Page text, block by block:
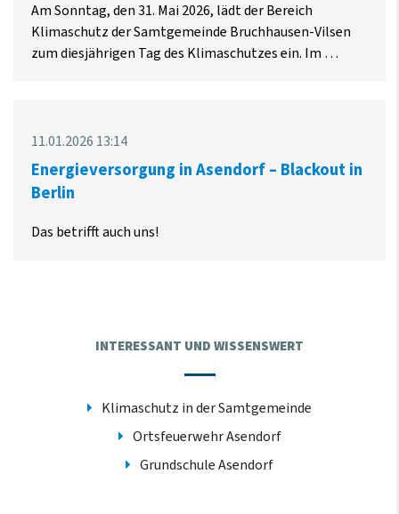
Am Sonntag, den 31. Mai 2026, lädt der Bereich
Klimaschutz der Samtgemeinde Bruchhausen-Vilsen
zum diesjährigen Tag des Klimaschutzes ein. Im …
11.01.2026 13:14
Energieversorgung in Asendorf – Blackout in
Berlin
Das betrifft auch uns!
INTERESSANT UND WISSENSWERT
Klimaschutz in der Samtgemeinde
Ortsfeuerwehr Asendorf
Grundschule Asendorf